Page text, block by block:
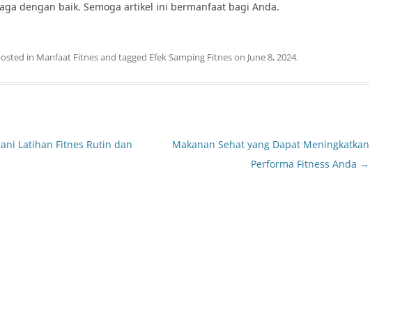
dengan baik. Semoga artikel ini bermanfaat bagi Anda.
in Manfaat Fitnesand tagged Efek Samping Fitneson June 8, 2024.
Latihan Fitnes Rutin dan
Makanan Sehat yang Dapat Meningkatkan
Performa Fitness Anda →